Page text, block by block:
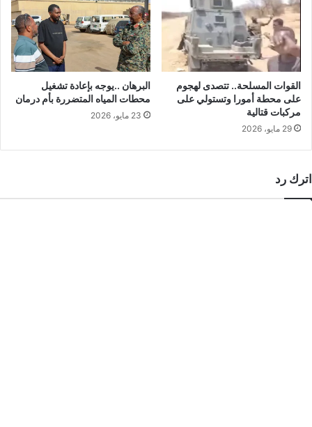
القوات المسلحة.. تتصدى لهجوم
على محطة أمورا وتستولي على
مركبات قتالية
29 مايو، 2026
البرهان ..يوجه بإعادة تشغيل
محطات المياه المتضررة بأم درمان
23 مايو، 2026
اترك رد